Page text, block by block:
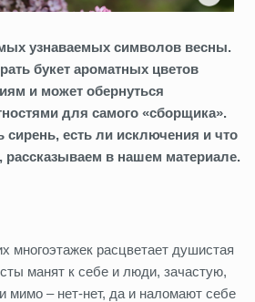
узнаваемых символов весны.
букет ароматных цветов
и может обернуться
для самого «сборщика».
сирень, есть ли исключения и что
рассказываем в нашем материале.
многоэтажек расцветает душистая
манят к себе и люди, зачастую,
мимо – нет-нет, да и наломают себе